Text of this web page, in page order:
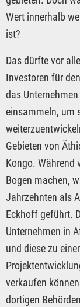
Wert innerhalb
ist?
Das dürfte vor
Investoren für
das
einsammeln, um
Gebieten von
Kongo. Während
Bogen machen,
Jahrzehnten als
Eckhoff geführt.
Unternehmen in
und diese zu
verkaufen
dortigen